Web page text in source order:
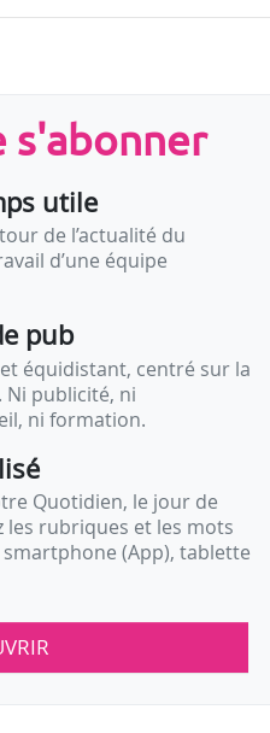
faire vivre au visiteur
s'abonner
utile
de l’actualité du
d’une équipe
pub
équidistant, centré sur la
Ni publicité, ni
ni formation.
Quotidien, le jour de
les rubriques et les mots
(App), tablette